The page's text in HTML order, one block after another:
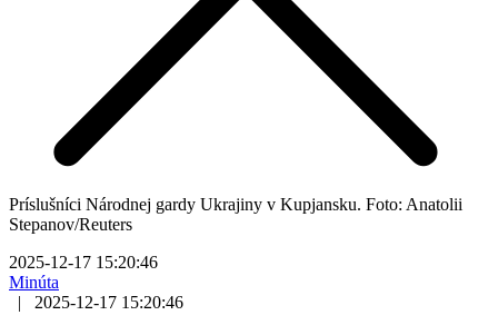
Príslušníci Národnej gardy Ukrajiny v Kupjansku. Foto: Anatolii
Stepanov/Reuters
2025-12-17 15:20:46
Minúta
|
2025-12-17 15:20:46